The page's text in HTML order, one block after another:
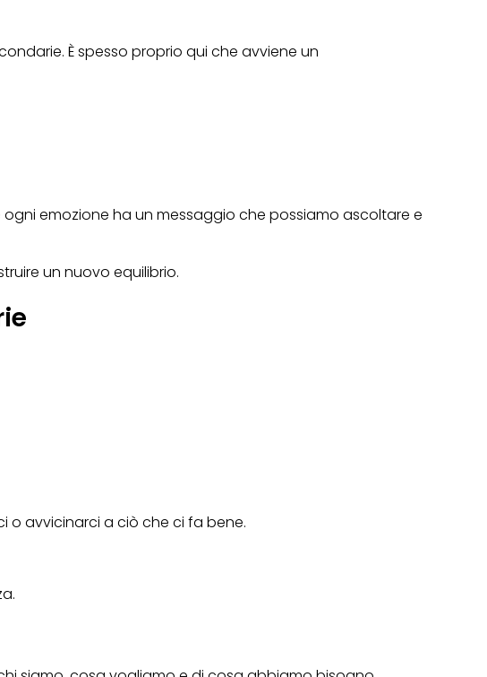
È spesso proprio qui che avviene un
emozione ha un messaggio che possiamo ascoltare e
un nuovo equilibrio.
o avvicinarci a ciò che ci fa bene.